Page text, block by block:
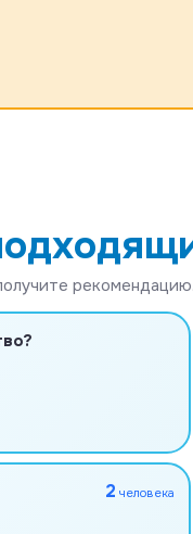
рекомендацию.
2 человека